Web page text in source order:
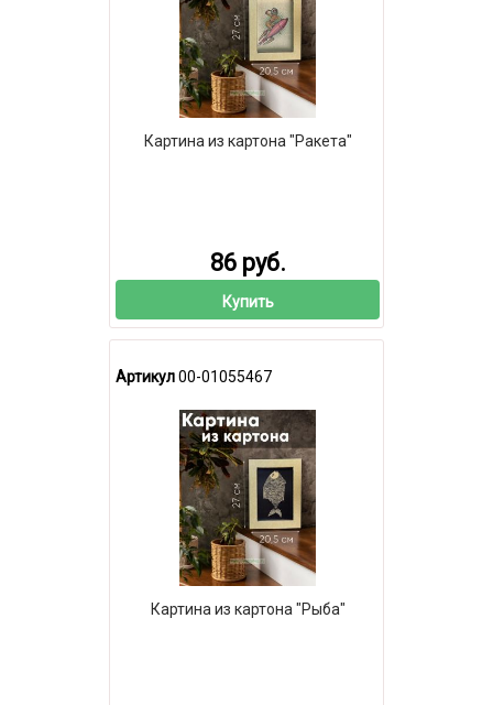
Картина из картона "Ракета"
86 руб.
Купить
Артикул00-01055467
Картина из картона "Рыба"